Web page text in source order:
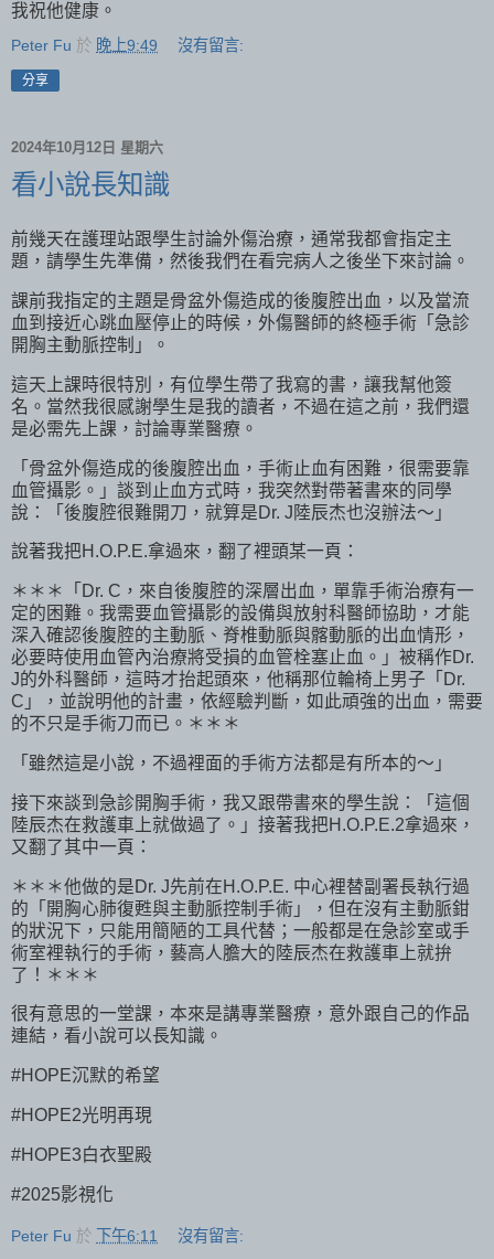
我祝他健康。
Peter Fu 於 晚上9:49 沒有留言:
分享
2024年10月12日 星期六
看小說長知識
前幾天在護理站跟學生討論外傷治療，通常我都會指定主
題，請學生先準備，然後我們在看完病人之後坐下來討論。
課前我指定的主題是骨盆外傷造成的後腹腔出血，以及當流
血到接近心跳血壓停止的時候，外傷醫師的終極手術「急診
開胸主動脈控制」。
這天上課時很特別，有位學生帶了我寫的書，讓我幫他簽
名。當然我很感謝學生是我的讀者，不過在這之前，我們還
是必需先上課，討論專業醫療。
「骨盆外傷造成的後腹腔出血，手術止血有困難，很需要靠
血管攝影。」談到止血方式時，我突然對帶著書來的同學
說：「後腹腔很難開刀，就算是Dr. J陸辰杰也沒辦法～」
說著我把H.O.P.E.拿過來，翻了裡頭某一頁：
＊＊＊「Dr. C，來自後腹腔的深層出血，單靠手術治療有一
定的困難。我需要血管攝影的設備與放射科醫師協助，才能
深入確認後腹腔的主動脈、脊椎動脈與髂動脈的出血情形，
必要時使用血管內治療將受損的血管栓塞止血。」被稱作Dr.
J的外科醫師，這時才抬起頭來，他稱那位輪椅上男子「Dr.
C」，並說明他的計畫，依經驗判斷，如此頑強的出血，需要
的不只是手術刀而已。＊＊＊
「雖然這是小說，不過裡面的手術方法都是有所本的～」
接下來談到急診開胸手術，我又跟帶書來的學生說：「這個
陸辰杰在救護車上就做過了。」接著我把H.O.P.E.2拿過來，
又翻了其中一頁：
＊＊＊他做的是Dr. J先前在H.O.P.E. 中心裡替副署長執行過
的「開胸心肺復甦與主動脈控制手術」，但在沒有主動脈鉗
的狀況下，只能用簡陋的工具代替；一般都是在急診室或手
術室裡執行的手術，藝高人膽大的陸辰杰在救護車上就拚
了！＊＊＊
很有意思的一堂課，本來是講專業醫療，意外跟自己的作品
連結，看小說可以長知識。
#HOPE沉默的希望
#HOPE2光明再現
#HOPE3白衣聖殿
#2025影視化
Peter Fu 於 下午6:11 沒有留言: